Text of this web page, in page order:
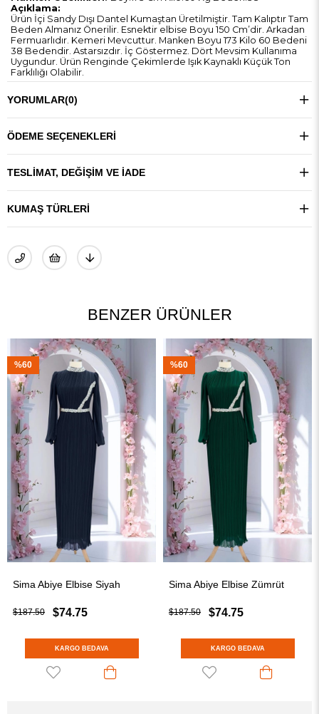
Açıklama:
Ürün İçi Sandy Dışı Dantel Kumaştan Üretilmiştir. Tam Kalıptır Tam
Beden Almanız Önerilir. Esnektir elbise Boyu 150 Cm’dir. Arkadan
Fermuarlıdır. Kemeri Mevcuttur. Manken Boyu 173 Kilo 60 Bedeni
38 Bedendir. Astarsızdır. İç Göstermez. Dört Mevsim Kullanıma
Uygundur. Ürün Renginde Çekimlerde Işık Kaynaklı Küçük Ton
Farklılığı Olabilir.
YORUMLAR(0)
ÖDEME SEÇENEKLERI
TESLIMAT, DEĞIŞIM VE İADE
KUMAŞ TÜRLERI
BENZER ÜRÜNLER
Siyah Sima Abiye Elbise Zümrüt
$74.75
%60
Sima Abiye
%60